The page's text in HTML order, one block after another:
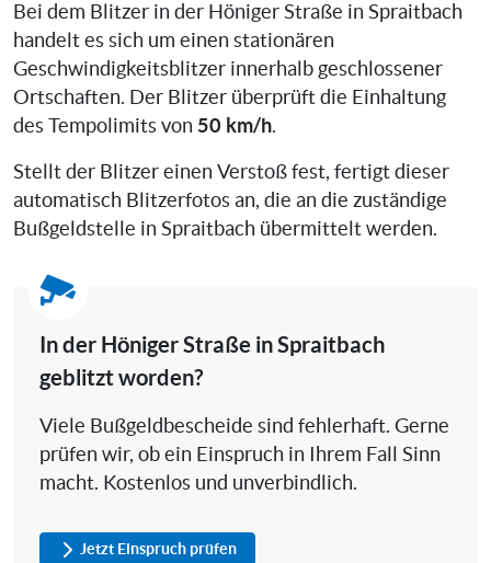
Bei dem Blitzer in der Höniger Straße in Spraitbach
handelt es sich um einen stationären
Geschwindigkeitsblitzer innerhalb geschlossener
Ortschaften. Der Blitzer überprüft die Einhaltung
des Tempolimits von 50 km/h.
Stellt der Blitzer einen Verstoß fest, fertigt dieser
automatisch Blitzerfotos an, die an die zuständige
Bußgeldstelle in Spraitbach übermittelt werden.
In der Höniger Straße in Spraitbach
geblitzt worden?
Viele Bußgeldbescheide sind fehlerhaft. Gerne
prüfen wir, ob ein Einspruch in Ihrem Fall Sinn
macht. Kostenlos und unverbindlich.
Jetzt Einspruch prüfen